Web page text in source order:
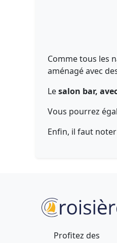
Comme tous les
aménagé avec
Lesalon bar,
Vous pourrez
Enfin, il faut
Profitez des